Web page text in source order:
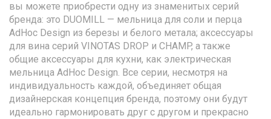
вы можете приобрести одну из знаменитых серий
бренда: это DUOMILL — мельница для соли и перца
AdHoc Design из березы и белого метала; аксессуары
для вина серий VINOTAS DROP и CHAMP, а также
общие аксессуары для кухни, как электрическая
мельница AdHoc Design. Все серии, несмотря на
индивидуальность каждой, объединяет общая
дизайнерская концепция бренда, поэтому они будут
идеально гармонировать друг с другом и прекрасно